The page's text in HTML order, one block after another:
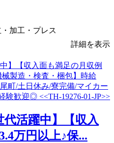
加工・プレス
詳細を表示
代活躍中】【収入
万円以上♪保...